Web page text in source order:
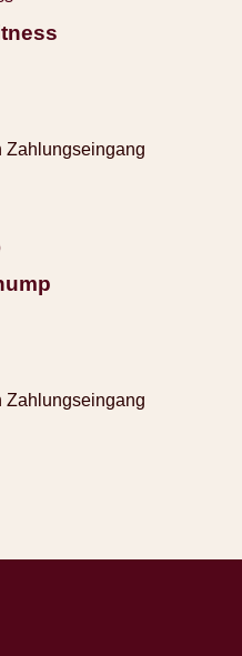
Zahlungseingang
Zahlungseingang